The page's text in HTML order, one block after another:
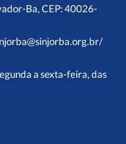
Ba, CEP: 40026-
a sexta-feira, das